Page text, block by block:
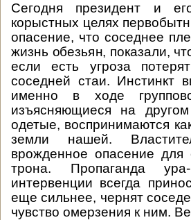
Сегодня президент и
корыстных целях
опасение, что соседнее
жизнь обезьян, показали,
если есть угроза
соседней стаи. Инстинкт
именно в ходе
изъясняющиеся на
одетые, воспринимаются
земли нашей.
врожденное опасение для
трона. Пропаганда
интервенции всегда
еще сильнее, чернят
чувство омерзения к ним.